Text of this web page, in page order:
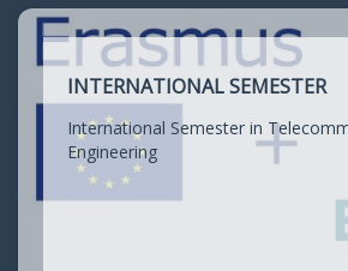
INTERNATIONAL SEMESTER
International Semester in
Engineering